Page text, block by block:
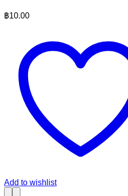
฿10.00
Add to wishlist